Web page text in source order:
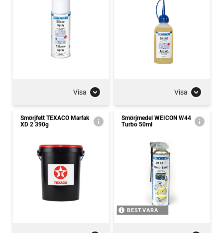
Visa Visa
Smörjfett TEXACO Marfak
XD 2 390g
Smörjmedel WEICON W44
Turbo 50ml
BEST.VARA